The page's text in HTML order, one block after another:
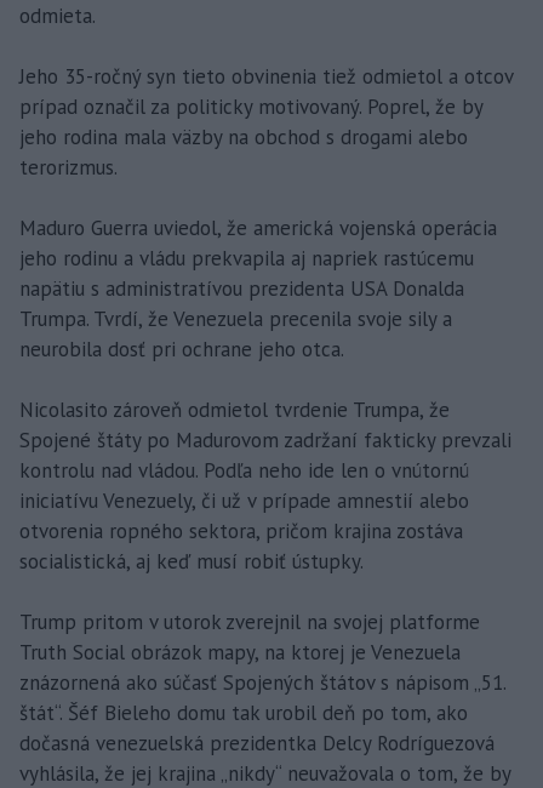
odmieta.
Jeho 35-ročný syn tieto obvinenia tiež odmietol a otcov
prípad označil za politicky motivovaný. Poprel, že by
jeho rodina mala väzby na obchod s drogami alebo
terorizmus.
Maduro Guerra uviedol, že americká vojenská operácia
jeho rodinu a vládu prekvapila aj napriek rastúcemu
napätiu s administratívou prezidenta USA Donalda
Trumpa. Tvrdí, že Venezuela precenila svoje sily a
neurobila dosť pri ochrane jeho otca.
Nicolasito zároveň odmietol tvrdenie Trumpa, že
Spojené štáty po Madurovom zadržaní fakticky prevzali
kontrolu nad vládou. Podľa neho ide len o vnútornú
iniciatívu Venezuely, či už v prípade amnestií alebo
otvorenia ropného sektora, pričom krajina zostáva
socialistická, aj keď musí robiť ústupky.
Trump pritom v utorok zverejnil na svojej platforme
Truth Social obrázok mapy, na ktorej je Venezuela
znázornená ako súčasť Spojených štátov s nápisom „51.
štát“. Šéf Bieleho domu tak urobil deň po tom, ako
dočasná venezuelská prezidentka Delcy Rodríguezová
vyhlásila, že jej krajina „nikdy“ neuvažovala o tom, že by